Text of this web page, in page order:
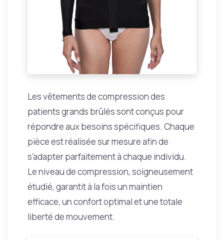
Les vêtements de compression des
patients grands brûlés sont conçus pour
répondre aux besoins spécifiques. Chaque
pièce est réalisée sur mesure afin de
s’adapter parfaitement à chaque individu.
Le niveau de compression, soigneusement
étudié, garantit à la fois un maintien
efficace, un confort optimal et une totale
liberté de mouvement.